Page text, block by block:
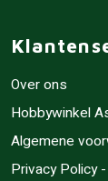
Over ons
Hobbywinkel
Algemene
Privacy Policy